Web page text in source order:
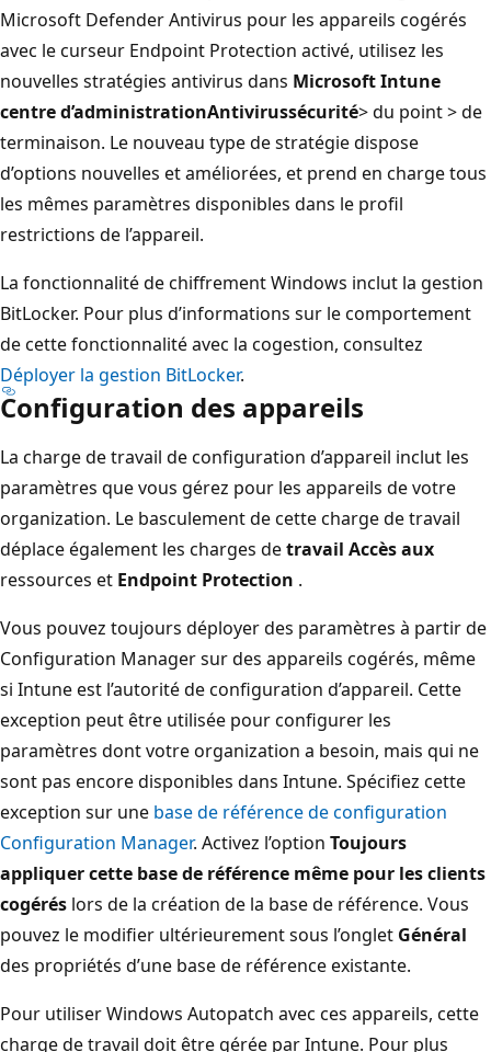
Microsoft Defender Antivirus pour les appareils cogérés
avec le curseur Endpoint Protection activé, utilisez les
nouvelles stratégies antivirus dans Microsoft Intune
centre d’administrationAntivirussécurité> du point > de
terminaison. Le nouveau type de stratégie dispose
d’options nouvelles et améliorées, et prend en charge tous
les mêmes paramètres disponibles dans le profil
restrictions de l’appareil.
La fonctionnalité de chiffrement Windows inclut la gestion
BitLocker. Pour plus d’informations sur le comportement
de cette fonctionnalité avec la cogestion, consultez
Déployer la gestion BitLocker.
Configuration des appareils
La charge de travail de configuration d’appareil inclut les
paramètres que vous gérez pour les appareils de votre
organization. Le basculement de cette charge de travail
déplace également les charges detravail Accès aux
ressources et Endpoint Protection .
Vous pouvez toujours déployer des paramètres à partir de
Configuration Manager sur des appareils cogérés, même
si Intune est l’autorité de configuration d’appareil. Cette
exception peut être utilisée pour configurer les
paramètres dont votre organization a besoin, mais qui ne
sont pas encore disponibles dans Intune. Spécifiez cette
exception sur une base de référence de configuration
Configuration Manager. Activez l’option Toujours
appliquer cette base de référence même pour les clients
cogérés lors de la création de la base de référence. Vous
pouvez le modifier ultérieurement sous l’onglet Général
des propriétés d’une base de référence existante.
Pour utiliser Windows Autopatch avec ces appareils, cette
charge de travail doit être gérée par Intune. Pour plus